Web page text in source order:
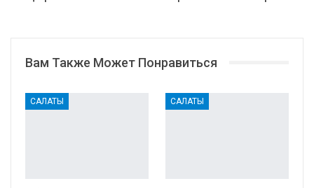
Вам Также Может Понравиться
САЛАТЫ САЛАТЫ